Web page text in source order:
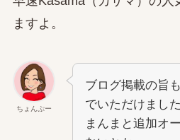
ますよ。
ちょんぷー
ブログ掲載の旨
でいただけました
まんまと追加オ